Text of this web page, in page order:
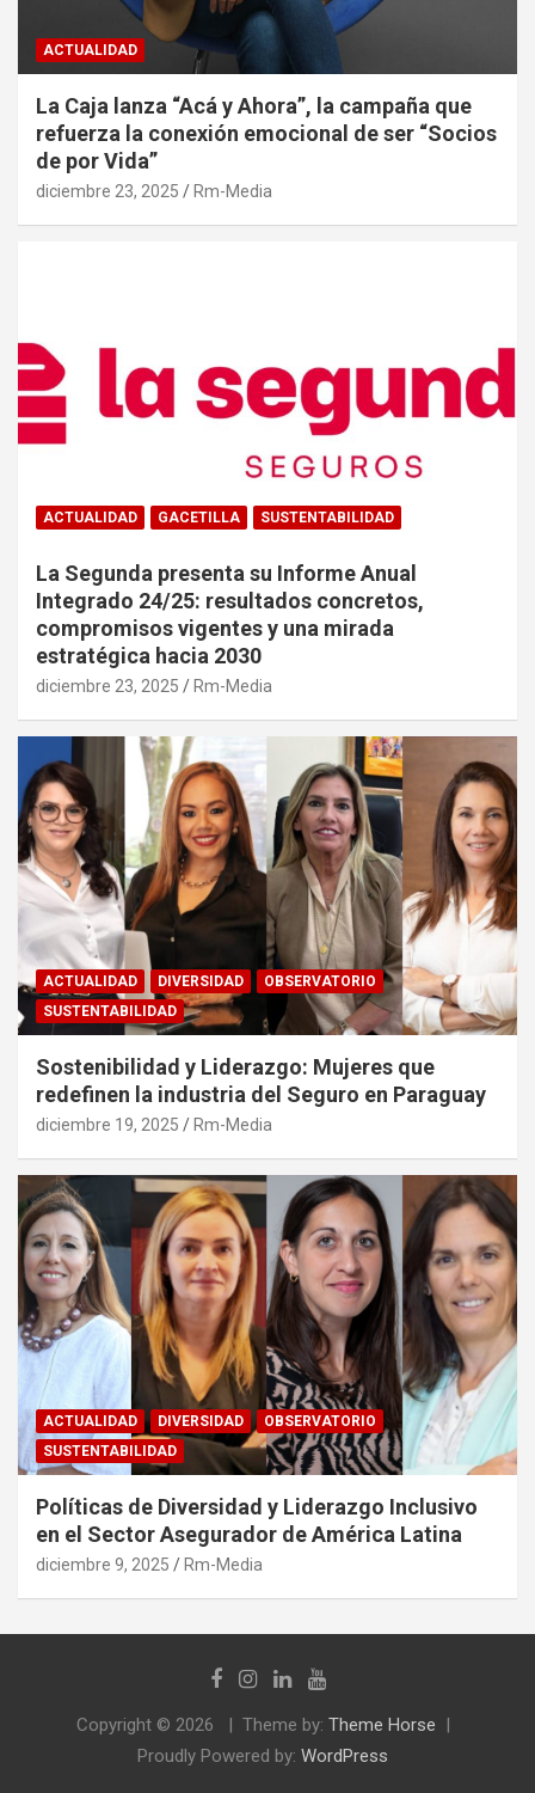
ACTUALIDAD
La Caja lanza “Acá y Ahora”, la campaña que
refuerza la conexión emocional de ser “Socios
de por Vida”
diciembre 23, 2025 Rm-Media
ACTUALIDAD GACETILLA SUSTENTABILIDAD
La Segunda presenta su Informe Anual
Integrado 24/25: resultados concretos,
compromisos vigentes y una mirada
estratégica hacia 2030
diciembre 23, 2025 Rm-Media
ACTUALIDAD DIVERSIDAD
OBSERVATORIO
SUSTENTABILIDAD
Sostenibilidad y Liderazgo: Mujeres que
redefinen la industria del Seguro en Paraguay
diciembre 19, 2025 Rm-Media
ACTUALIDAD DIVERSIDAD
OBSERVATORIO
SUSTENTABILIDAD
Políticas de Diversidad y Liderazgo Inclusivo
en el Sector Asegurador de América Latina
diciembre 9, 2025 Rm-Media
Copyright © 2026 Theme by: Theme Horse
Proudly Powered by: WordPress